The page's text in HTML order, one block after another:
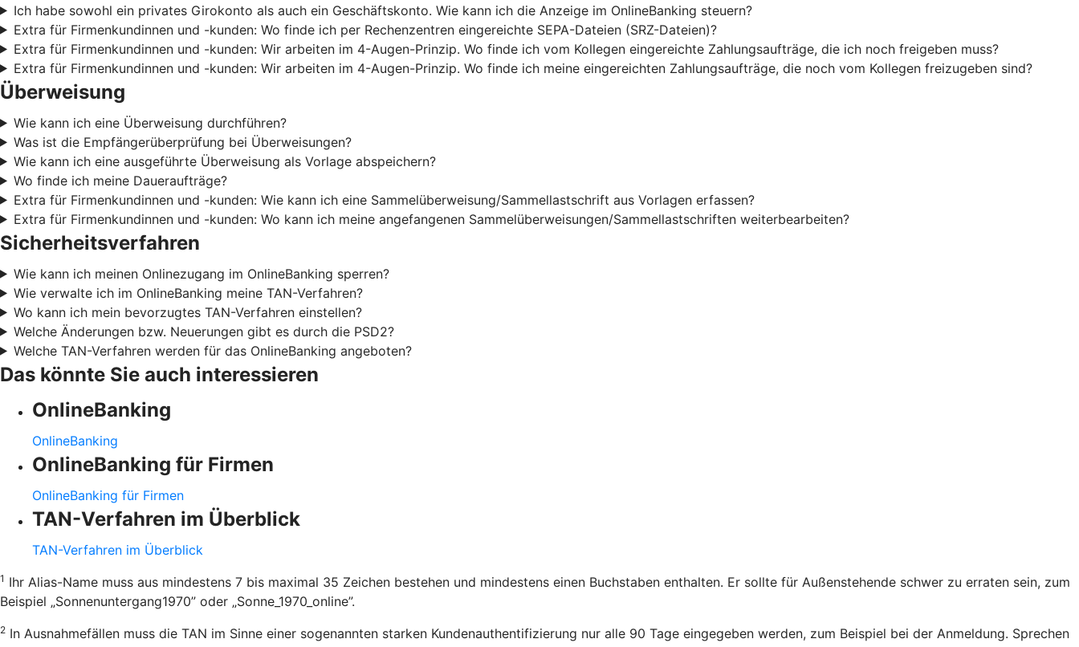
Ich habe sowohl ein privates Girokonto als auch ein Geschäftskonto. Wie kann ich die Anzeige im OnlineBanking steuern?
Extra für Firmenkundinnen und -kunden: Wo finde ich per Rechenzentren eingereichte SEPA-Dateien (SRZ-Dateien)?
Extra für Firmenkundinnen und -kunden: Wir arbeiten im 4-Augen-Prinzip. Wo finde ich vom Kollegen eingereichte Zahlungsaufträge, die ich noch freigeben muss?
Extra für Firmenkundinnen und -kunden: Wir arbeiten im 4-Augen-Prinzip. Wo finde ich meine eingereichten Zahlungsaufträge, die noch vom Kollegen freizugeben sind?
Überweisung
Wie kann ich eine Überweisung durchführen?
Was ist die Empfängerüberprüfung bei Überweisungen?
Wie kann ich eine ausgeführte Überweisung als Vorlage abspeichern?
Wo finde ich meine Daueraufträge?
Extra für Firmenkundinnen und -kunden: Wie kann ich eine Sammelüberweisung/Sammellastschrift aus Vorlagen erfassen?
Extra für Firmenkundinnen und -kunden: Wo kann ich meine angefangenen Sammelüberweisungen/Sammellastschriften weiterbearbeiten?
Sicherheitsverfahren
Wie kann ich meinen Onlinezugang im OnlineBanking sperren?
Wie verwalte ich im OnlineBanking meine TAN-Verfahren?
Wo kann ich mein bevorzugtes TAN-Verfahren einstellen?
Welche Änderungen bzw. Neuerungen gibt es durch die PSD2?
Welche TAN-Verfahren werden für das OnlineBanking angeboten?
Das könnte Sie auch interessieren
OnlineBanking
OnlineBanking
OnlineBanking für Firmen
OnlineBanking für Firmen
TAN-Verfahren im Überblick
TAN-Verfahren im Überblick
1 Ihr Alias-Name muss aus mindestens 7 bis maximal 35 Zeichen bestehen und mindestens einen Buchstaben enthalten. Er sollte für Außenstehende schwer zu erraten sein, zum
Beispiel „Sonnenuntergang1970” oder „Sonne_1970_online”.
2 In Ausnahmefällen muss die TAN im Sinne einer sogenannten starken Kundenauthentifizierung nur alle 90 Tage eingegeben werden, zum Beispiel bei der Anmeldung. Sprechen